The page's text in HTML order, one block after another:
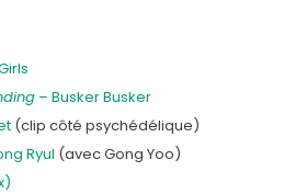
– Busker Busker
(clip côté psychédélique)
Ryul (avec Gong Yoo)